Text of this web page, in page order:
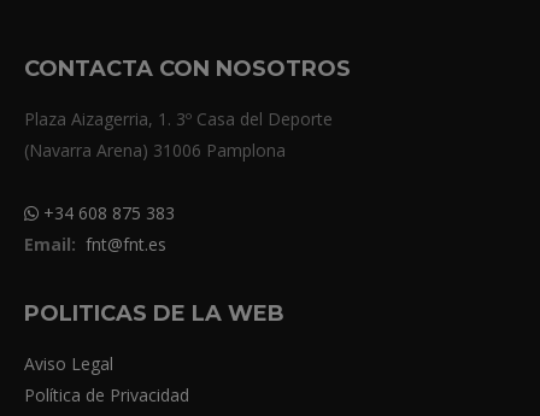
CONTACTA CON NOSOTROS
Plaza Aizagerria, 1. 3º Casa del Deporte
(Navarra Arena) 31006 Pamplona
+34 608 875 383
Email: fnt@fnt.es
POLITICAS DE LA WEB
Aviso Legal
Política de Privacidad